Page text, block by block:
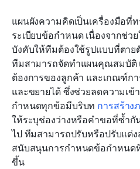
แผนผังความคิดเป็นเครื่องมือที่
ระเบียบข้อกำหนด เนื่องจากช่ว
บังคับให้ทีมต้องใช้รูปแบบที่ตา
ทีมสามารถจัดทำแผนคุณสมบัติ
ต้องการของลูกค้า และเกณฑ์ก
และขยายได้ ซึ่งช่วยลดความเ
กำหนดทุกข้อมีบริบท การสร้าง
ให้ระบุช่องว่างหรือคำขอที่ซ้ำกั
ไป ทีมสามารถปรับหรือปรับแต่ง
สนับสนุนการกำหนดข้อกำหนด
ขึ้น